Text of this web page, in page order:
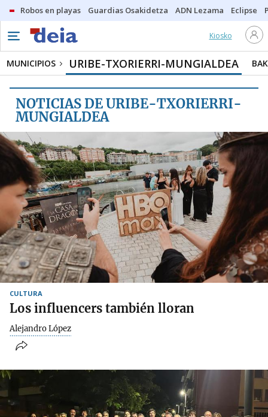
Robos en playas Guardias Osakidetza ADN Lezama Eclipse
Kiosko
MUNICIPIOS URIBE-TXORIERRI-MUNGIALDEA
NOTICIAS DE URIBE-TXORIERRI-
MUNGIALDEA
CULTURA
Los influencers también lloran
Alejandro López
MUNICIPIOS
URIBE-TXORIERRI-MUNGIALDEA
DERIO
ERANDIO
MÁS MUNICIPIOS